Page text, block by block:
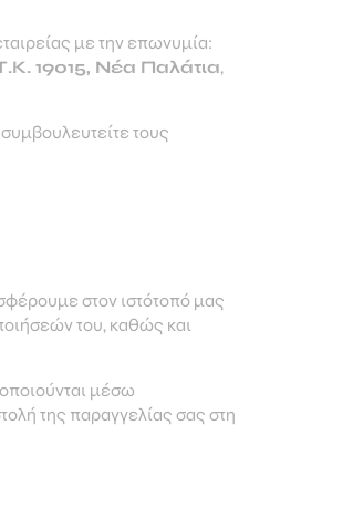
με την επωνυμία:
19015, Νέα Παλάτια,
τους
στον ιστότοπό μας
του, καθώς και
μέσω
της παραγγελίας σας στη